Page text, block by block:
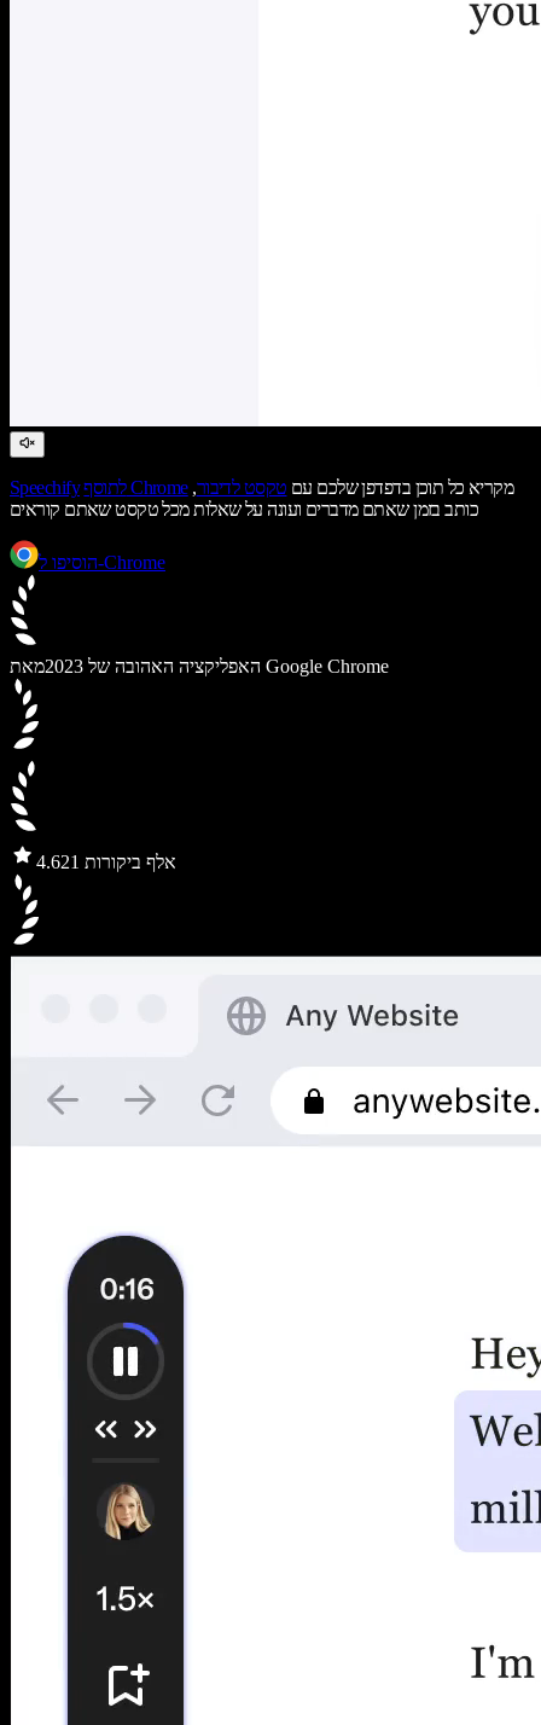
Speechify לתוסף Chrome מקריא כל תוכן בדפדפן שלכם עם טקסט לדיבור,
כותב בזמן שאתם מדברים ועונה על שאלות מכל טקסט שאתם קוראים
הוסיפו ל-Chrome
האפליקציה האהובה של 2023 מאת Google Chrome
4.6 21 אלף ביקורות